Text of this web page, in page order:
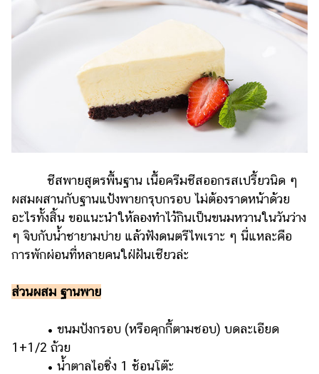
ผู้ชาย
ปิ้ง
รถยนต์
บ้าน
การ
ถือ
ชีสพายสูตรพื้นฐาน เนื้อครีมชีสออกรสเปรี้ยวนิด ๆ
ผสมผสานกับฐานแป้งพายกรุบกรอบ ไม่ต้องราดหน้าด้วย
อะไรทั้งสิ้น ขอแนะนำให้ลองทำไว้กินเป็นขนมหวานในวันว่าง
ๆ จิบกับน้ำชายามบ่าย แล้วฟังดนตรีไพเราะ ๆ นี่แหละคือ
การพักผ่อนที่หลายคนใฝ่ฝันเชียวล่ะ
ส่วนผสม ฐานพาย
• ขนมปังกรอบ (หรือคุกกี้ตามชอบ) บดละเอียด
1+1/2 ถ้วย
• น้ำตาลไอซิ่ง 1 ช้อนโต๊ะ